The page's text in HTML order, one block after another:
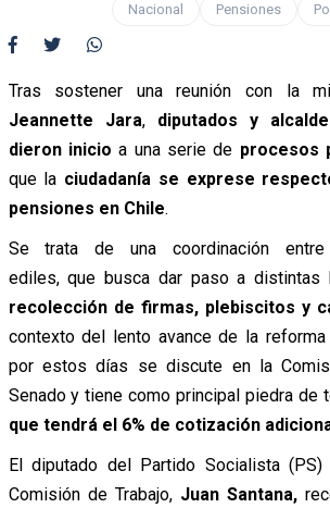
Nacional Pensiones
Tras sostener una reunión con la
Jeannette Jara, diputados y
dieron inicioa una serie de procesos
que la ciudadanía se exprese
pensiones en Chile.
Se trata de una coordinación entre
ediles, que busca dar paso a distintas
recolección de firmas, plebiscitos y
contexto del lento avance de la
por estos días se discute en la
Senado y tiene como principal piedra de
que tendrá el 6% de cotización
El diputado del Partido Socialista
Comisión de Trabajo, Juan Santana,